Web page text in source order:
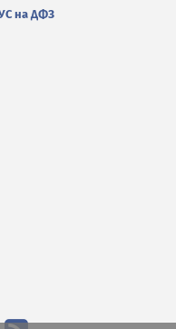
на ДФЗ